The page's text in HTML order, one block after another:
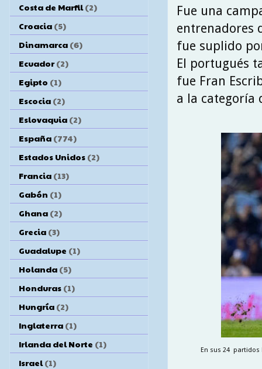
Fue una
entrenadores
fue suplido
El portugués
fue Fran
a la categoría
En sus 24 partidos
Costa de Marfil (2)
Croacia (5)
Dinamarca (6)
Ecuador (2)
Egipto (1)
Escocia (2)
Eslovaquia (2)
España (774)
Estados Unidos (2)
Francia (13)
Gabón (1)
Ghana (2)
Grecia (3)
Guadalupe (1)
Holanda (5)
Honduras (1)
Hungría (2)
Inglaterra (1)
Irlanda del Norte (1)
Israel (1)